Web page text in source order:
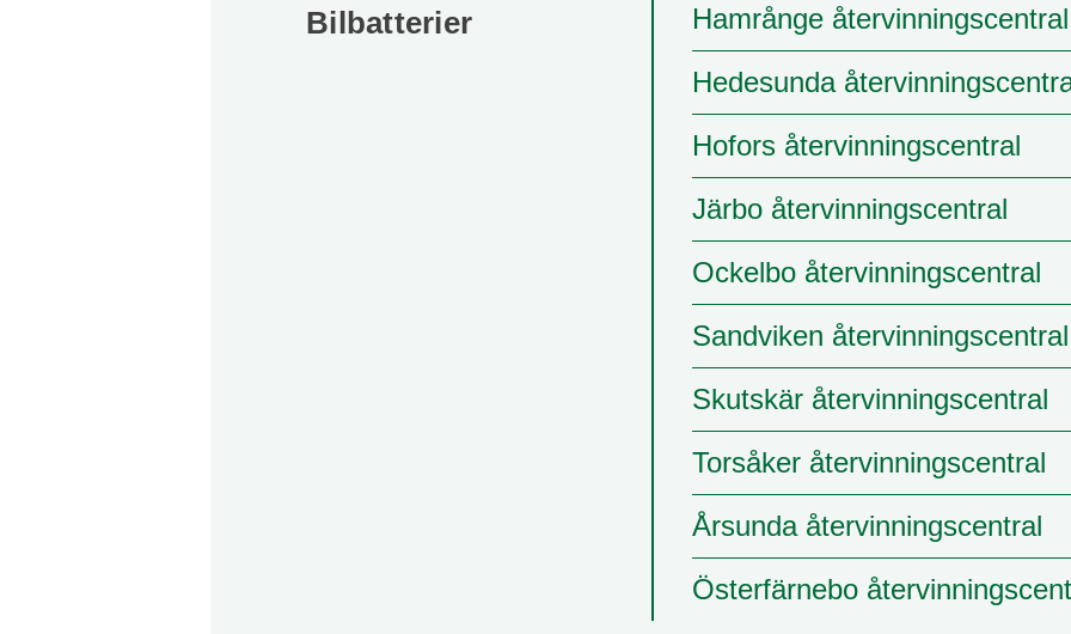
Bilbatterier
Hamrånge återvinningscentral
Hedesunda
Hofors återvinningscentral
Järbo återvinningscentral
Ockelbo återvinningscentral
Sandviken återvinningscentral
Skutskär återvinningscentral
Torsåker återvinningscentral
Årsunda återvinningscentral
Österfärnebo